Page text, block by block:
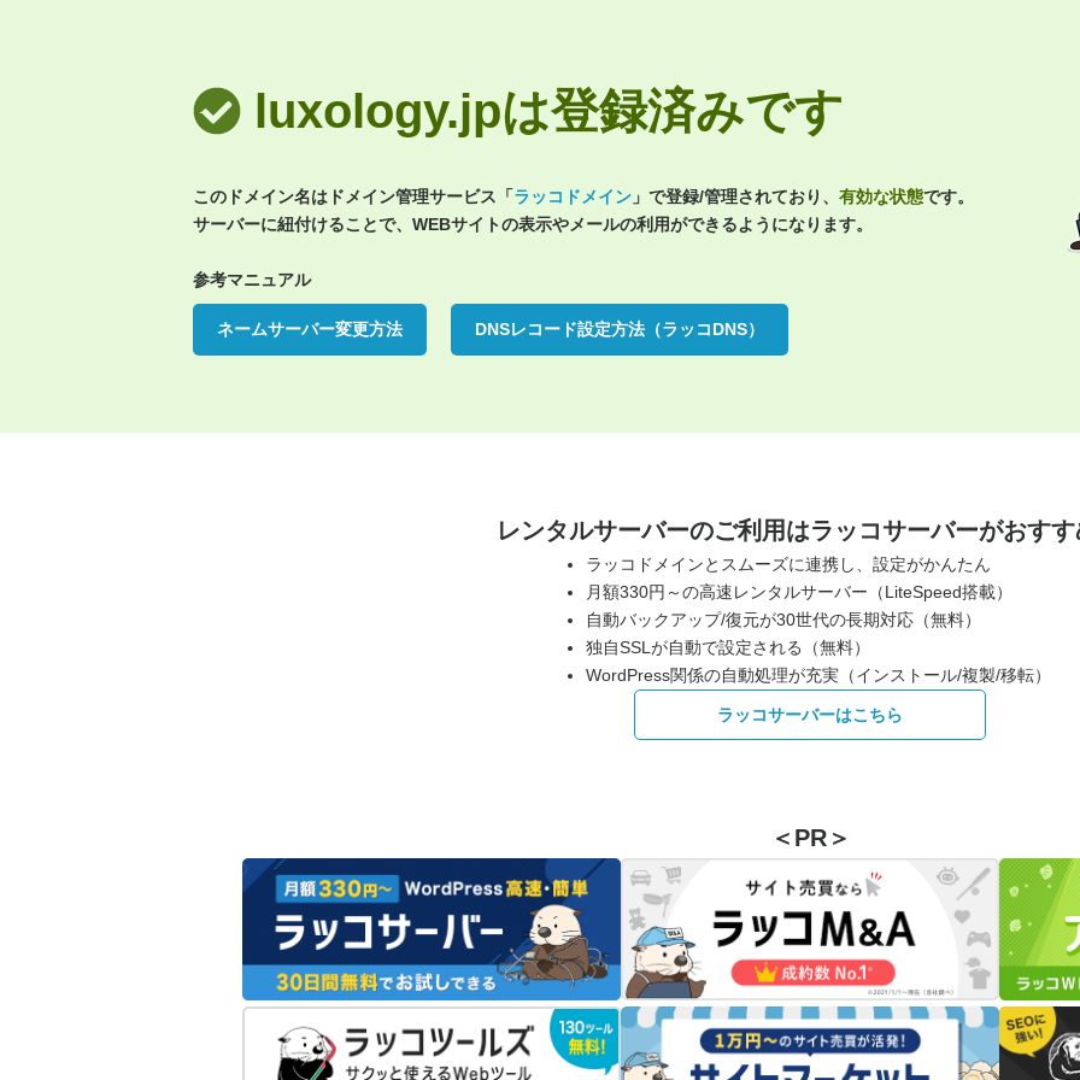
luxology.jpは登録済みです
このドメイン名はドメイン管理サービス「ラッコドメイン 」で登録/管理されており、 有効な状態です。
サーバーに紐付けることで、WEBサイトの表示やメールの利用ができるようになります。
参考マニュアル
ネームサーバー変更方法 DNSレコード設定方法（ラッコDNS）
レンタルサーバーのご利用はラッコサーバーがおす
ラッコドメインとスムーズに連携し、設定がかんたん
月額330円～の高速レンタルサーバー（LiteSpeed搭載）
自動バックアップ/復元が30世代の長期対応（無料）
独自SSLが自動で設定される（無料）
WordPress関係の自動処理が充実（インストール/複製/移転）
ラッコサーバーはこちら
＜PR＞